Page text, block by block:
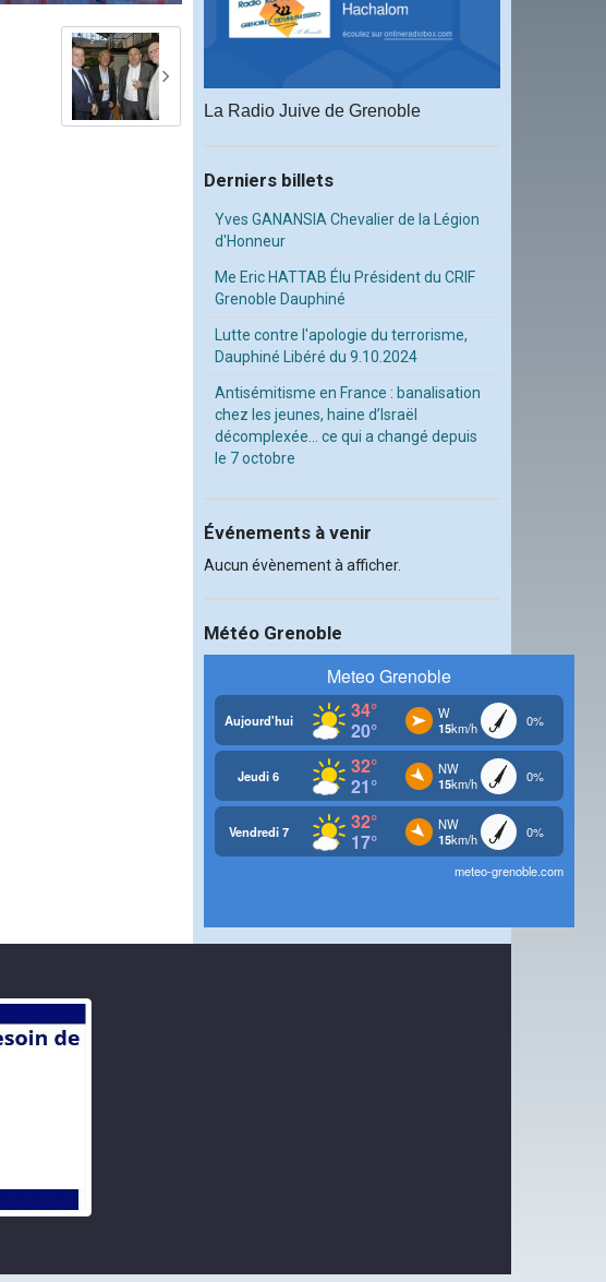
La Radio Juive de Grenoble
Derniers billets
Yves GANANSIA Chevalier de la Légion
d'Honneur
Me Eric HATTAB Élu Président du CRIF
Grenoble Dauphiné
Lutte contre l'apologie du terrorisme,
Dauphiné Libéré du 9.10.2024
Antisémitisme en France : banalisation
chez les jeunes, haine d’Israël
décomplexée… ce qui a changé depuis
le 7 octobre
Événements à venir
Aucun évènement à afficher.
Météo Grenoble